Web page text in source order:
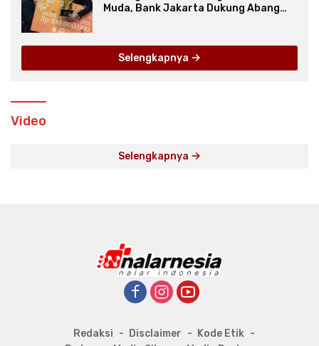
Muda, Bank Jakarta Dukung Abang
Selengkapnya
Video
Selengkapnya
Redaksi Disclaimer
Kode Etik